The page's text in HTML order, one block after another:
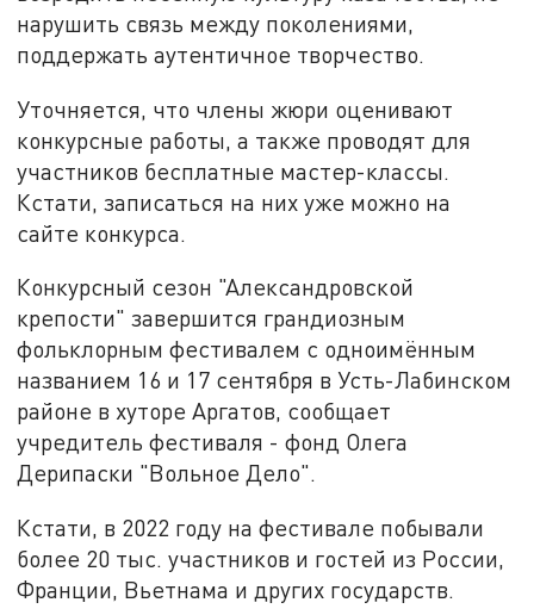
нарушить связь между поколениями,
поддержать аутентичное творчество.
Уточняется, что члены жюри оценивают
конкурсные работы, а также проводят для
участников бесплатные мастер-классы.
Кстати, записаться на них уже можно на
сайте конкурса.
Конкурсный сезон "Александровской
крепости" завершится грандиозным
фольклорным фестивалем с одноимённым
названием 16 и 17 сентября в Усть-Лабинском
районе в хуторе Аргатов, сообщает
учредитель фестиваля - фонд Олега
Дерипаски "Вольное Дело".
Кстати, в 2022 году на фестивале побывали
более 20 тыс. участников и гостей из России,
Франции, Вьетнама и других государств.